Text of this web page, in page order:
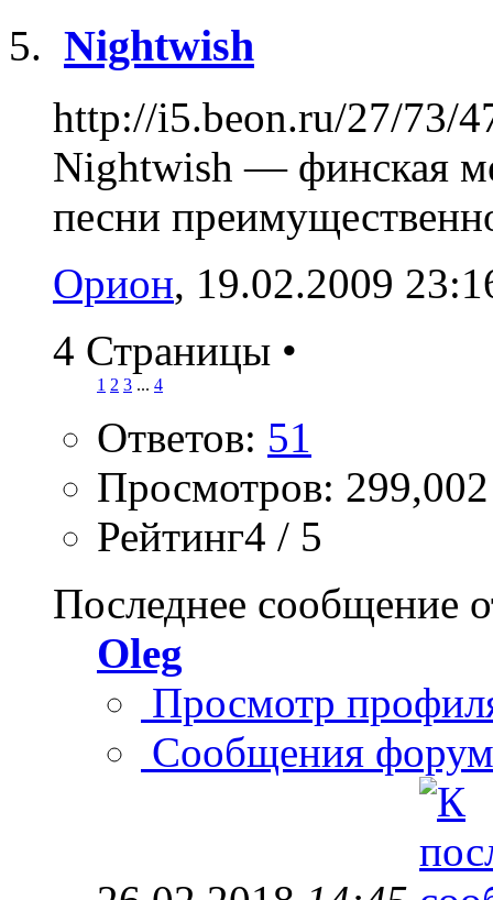
Nightwish
http://i5.beon.ru/27/73/
Nightwish — финская
песни
Орион, 19.02.2009
4 Страницы •
1 2 3 ... 4
Ответов: 51
Просмотров: 299,002
Рейтинг4 / 5
Последнее сообщение
Oleg
Просмотр
Сообщения